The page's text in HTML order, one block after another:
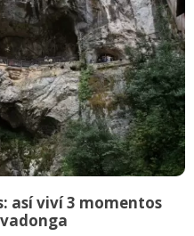
así viví 3 momentos